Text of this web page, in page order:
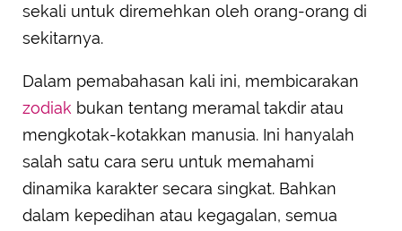
sekali untuk diremehkan oleh orang-orang di
sekitarnya.
Dalam pemabahasan kali ini, membicarakan
zodiak bukan tentang meramal takdir atau
mengkotak-kotakkan manusia. Ini hanyalah
salah satu cara seru untuk memahami
dinamika karakter secara singkat. Bahkan
dalam kepedihan atau kegagalan, semua